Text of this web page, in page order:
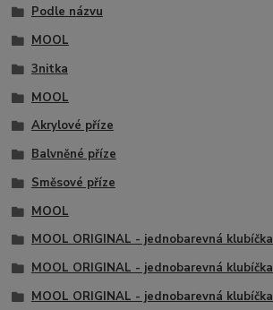
Podle názvu
MOOL
3nitka
MOOL
Akrylové příze
Balvněné příze
Směsové příze
MOOL
MOOL ORIGINAL - jednobarevná klubíčka
MOOL ORIGINAL - jednobarevná klubíčka
MOOL ORIGINAL - jednobarevná klubíčka